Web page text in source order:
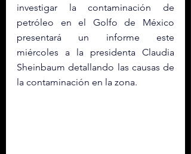
investigar la contaminación de
petróleo en el Golfo de México
presentará un informe este
miércoles a la presidenta Claudia
Sheinbaum detallando las causas de
la contaminación en la zona.